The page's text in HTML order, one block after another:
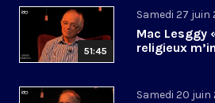
51:45
Samedi 27 juin
Mac Lesggy
religieux
Samedi 20 juin